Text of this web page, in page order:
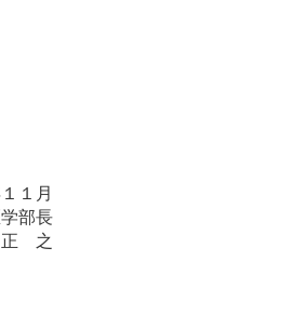
１月
部長
之